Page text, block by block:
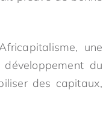
une
du
des capitaux,